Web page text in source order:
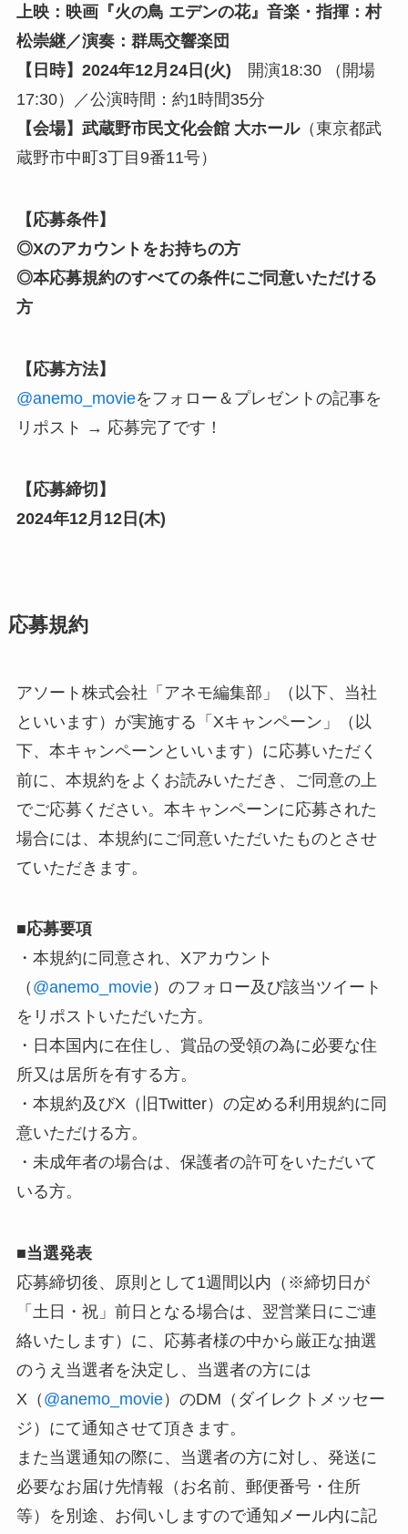
上映：映画『火の鳥 エデンの花』音楽・指揮：村
松崇継／演奏：群馬交響楽団
【日時】2024年12月24日(火) 開演18:30 （開場
17:30）／公演時間：約1時間35分
【会場】武蔵野市民文化会館 大ホール（東京都武
蔵野市中町3丁目9番11号）
【応募条件】
◎Xのアカウントをお持ちの方
◎本応募規約のすべての条件にご同意いただける
方
【応募方法】
@anemo_movieをフォロー ＆プレゼントの記事を
リポスト → 応募完了です！
【応募締切】
2024年12月12日(木)
応募規約
アソート株式会社「アネモ編集部」（以下、当社
といいます）が実施する「Xキャンペーン」（以
下、本キャンペーンといいます）に応募いただく
前に、本規約をよくお読みいただき、ご同意の上
でご応募ください。本キャンペーンに応募された
場合には、本規約にご同意いただいたものとさせ
ていただきます。
■応募要項
・本規約に同意され、Xアカウント
（ @anemo_movie）のフォロー及び該当ツイート
をリポストいただいた方。
・日本国内に在住し、賞品の受領の為に必要な住
所又は居所を有する方。
・本規約及びX（旧Twitter）の定める利用規約に同
意いただける方。
・未成年者の場合は、保護者の許可をいただいて
いる方。
■当選発表
応募締切後、原則として1週間以内（※締切日が
「土日・祝」前日となる場合は、翌営業日にご連
絡いたします）に、応募者様の中から厳正な抽選
のうえ当選者を決定し、当選者の方には
X（ @anemo_movie）のDM（ダイレクトメッセー
ジ）にて通知させて頂きます。
また当選通知の際に、当選者の方に対し、発送に
必要なお届け先情報（お名前、郵便番号・住所
等）を別途、お伺いしますので通知メール内に記